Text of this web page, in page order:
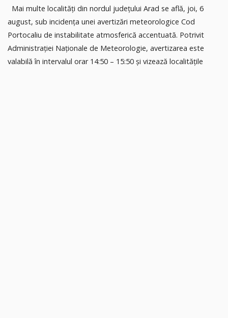
Mai multe localități din nordul județului Arad se află, joi, 6
august, sub incidența unei avertizări meteorologice Cod
Portocaliu de instabilitate atmosferică accentuată. Potrivit
Administrației Naționale de Meteorologie, avertizarea este
valabilă în intervalul orar 14:50 – 15:50 și vizează localitățile